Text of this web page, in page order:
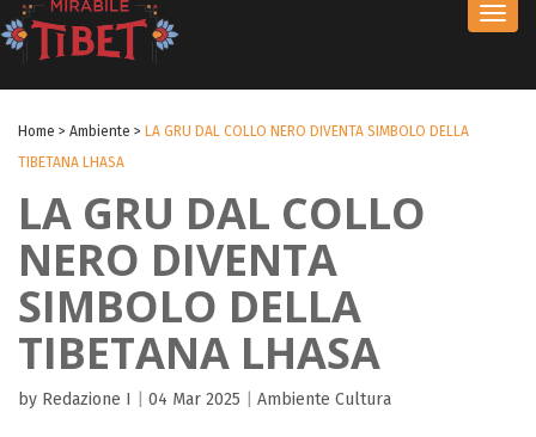
Home > Ambiente > LA GRU DAL COLLO NERO DIVENTA SIMBOLO DELLA
TIBETANA LHASA
LA GRU DAL COLLO
NERO DIVENTA
SIMBOLO DELLA
TIBETANA LHASA
by Redazione I 04 Mar 2025 Ambiente Cultura